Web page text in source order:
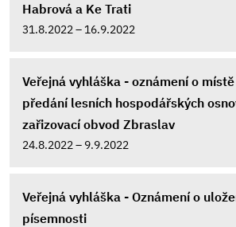
Habrová a Ke Trati
31.8.2022 – 16.9.2022
Veřejná vyhláška - oznámení o
předání lesních hospodářských
zařizovací obvod Zbraslav
24.8.2022 – 9.9.2022
Veřejná vyhláška - Oznámení o
písemnosti